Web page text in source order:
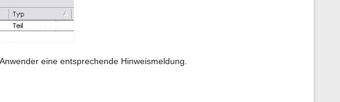
eine entsprechende Hinweismeldung.